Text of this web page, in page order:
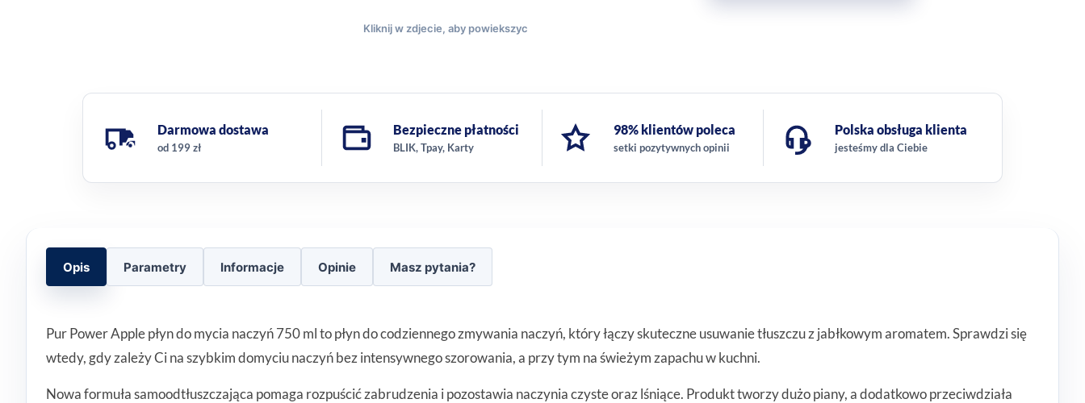
Darmowa dostawa
od 199 zł
Bezpieczne płatności
BLIK, Tpay, Karty
98% klientów poleca
setki pozytywnych opinii
Polska obsługa klienta
jesteśmy dla Ciebie
Opis Parametry Informacje Opinie Masz pytania?
Pur Power Apple płyn do mycia naczyń 750 ml to płyn do codziennego zmywania naczyń, który łączy skuteczne usuwanie tłuszczu z jabłkowym aromatem. Sprawdzi się
wtedy, gdy zależy Ci na szybkim domyciu naczyń bez intensywnego szorowania, a przy tym na świeżym zapachu w kuchni.
Nowa formuła samoodtłuszczająca pomaga rozpuścić zabrudzenia i pozostawia naczynia czyste oraz lśniące. Produkt tworzy dużo piany, a dodatkowo przeciwdziała